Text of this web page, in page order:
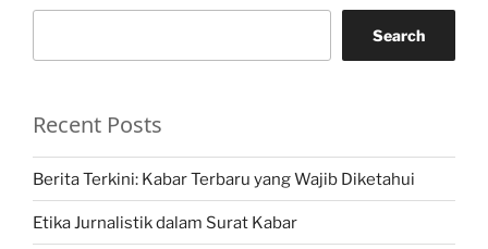
Search
Recent Posts
Berita Terkini: Kabar Terbaru yang Wajib Diketahui
Etika Jurnalistik dalam Surat Kabar